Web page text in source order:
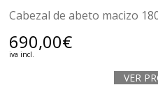
Cabezal de abeto macizo
690,00€
iva incl.
VER